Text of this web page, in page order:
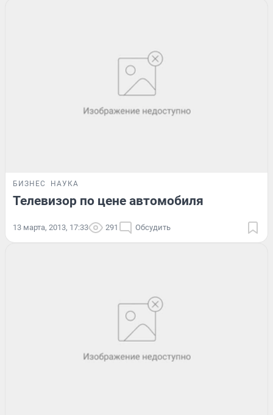
БИЗНЕС НАУКА
Телевизор по цене автомобиля
13 марта, 2013, 17:33 291 Обсудить